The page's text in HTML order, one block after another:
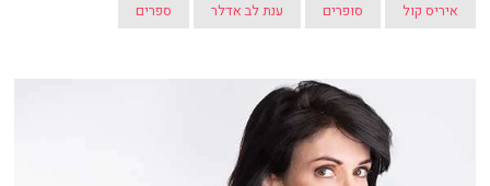
איריס קול סופרים ענת לב אדלר ספרים